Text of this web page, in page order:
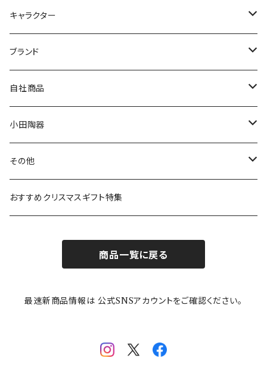
九谷焼
マグ＆カップ
プレート
ボウル
ガラスウェア
カトラリー
キャラクター
ムーミン
80th記念アイテム
リトルミイの日記念アイテム
MOOMIN ANIMATION
スヌーピー
ピーターラビット
ポケットモンスター
mofusand（モフサンド）
mofsand×日比谷花壇
ブランド
LA AMYS(エミーズ)
LISA LARSON(リサラーソン)
LAURA ASHLEY(ローラ アシュレイ)
Finlayson(フィンレイソン)
HANAE MORI(ハナエモリ)
THE BEATLES(ザ・ビートルズ)
自社商品
ねこ企画
Cecera(セセラ)
CELEC(セレック)
隅切り重箱
小田陶器
さざなみ
吉祥
メイメイウェア
SoSo(ソソ）
その他
リサイクル食器
おすすめクリスマスギフト特集
商品一覧に戻る
最速新商品情報は 公式SNSアカウントをご確認ください。